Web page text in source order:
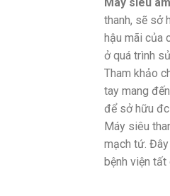
thanh, sẽ sở
hậu mãi của
ở quá trình
Tham khảo
tay mang
để sở hữu
Máy siêu
mạch tứ.
bệnh viện